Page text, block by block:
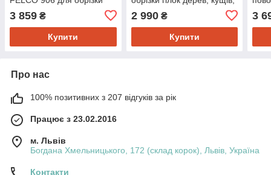
гілок дерев, кущів, живців
(якісний)
3 859 ₴
Купити
2 990₴
Купити
3
Про нас
100% позитивних з 207 відгуків за рік
Працює з 23.02.2016
м. Львів
Богдана Хмельницького, 172 (склад корок), Львів, Україна
Контакти